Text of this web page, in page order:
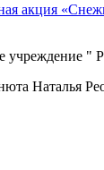
акция
"
Наталья